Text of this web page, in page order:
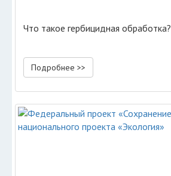
Что такое гербицидная обработка?
Подробнее >>